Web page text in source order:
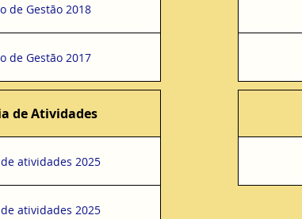
de Gestão 2018
de Gestão 2017
de Atividades
atividades 2025
atividades 2025